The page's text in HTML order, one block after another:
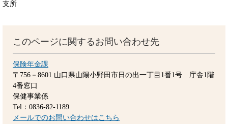
支所
このページに関するお問い合わせ先
保険年金課
〒756－8601 山口県山陽小野田市日の出一丁目1番1号 庁舎1階
4番窓口
保健事業係
Tel：0836-82-1189
メールでのお問い合わせはこちら